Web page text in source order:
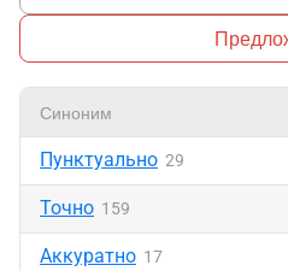
Синоним
Пунктуально 29
Точно 159
Аккуратно 17